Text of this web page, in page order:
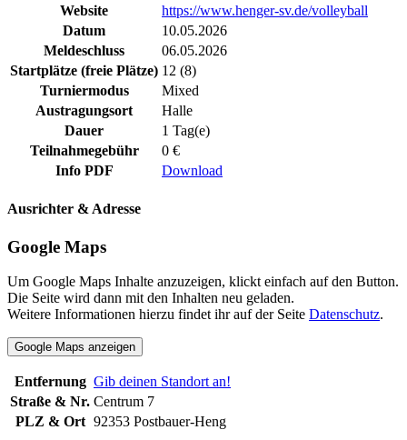
Website
https://www.henger-sv.de/volleyball
Datum
10.05.2026
Meldeschluss
06.05.2026
Startplätze (freie Plätze) 12 (8)
Turniermodus
Mixed
Austragungsort
Halle
Dauer
1 Tag(e)
Teilnahmegebühr
0 €
Info PDF
Download
Ausrichter & Adresse
Google Maps
Um Google Maps Inhalte anzuzeigen, klickt einfach auf den Button.
Die Seite wird dann mit den Inhalten neu geladen.
Weitere Informationen hierzu findet ihr auf der Seite Datenschutz.
Google Maps anzeigen
Entfernung Gib deinen Standort an!
Straße & Nr. Centrum 7
PLZ & Ort 92353 Postbauer-Heng